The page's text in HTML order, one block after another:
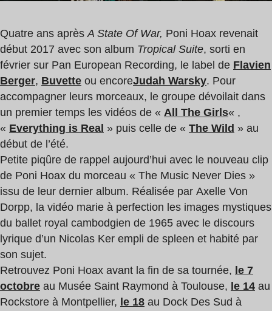
Quatre ans aprèsA State Of War, Poni Hoax revenait
début 2017 avec son album Tropical Suite, sorti en
février sur Pan European Recording, le label de Flavien
Berger, Buvette ou encoreJudah Warsky. Pour
accompagner leurs morceaux, le groupe dévoilait dans
un premier temps les vidéos de « All The Girls« ,
« Everything is Real » puis celle de « The Wild » au
début de l’été.
Petite piqûre de rappel aujourd’hui avec le nouveau clip
de Poni Hoax du morceau « The Music Never Dies »
issu de leur dernier album. Réalisée par Axelle Von
Dorpp, la vidéo marie à perfection les images mystiques
du ballet royal cambodgien de 1965 avec le discours
lyrique d’un Nicolas Ker empli de spleen et habité par
son sujet.
Retrouvez Poni Hoax avant la fin de sa tournée, le 7
octobre au Musée Saint Raymond à Toulouse, le 14 au
Rockstore à Montpellier, le 18 au Dock Des Sud à